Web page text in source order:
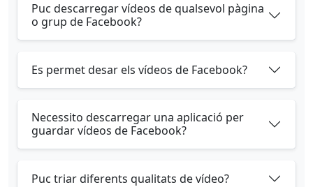
Puc descarregar vídeos de qualsevol pàgina
o grup de Facebook?
Es permet desar els vídeos de Facebook?
Necessito descarregar una aplicació per
guardar vídeos de Facebook?
Puc triar diferents qualitats de vídeo?